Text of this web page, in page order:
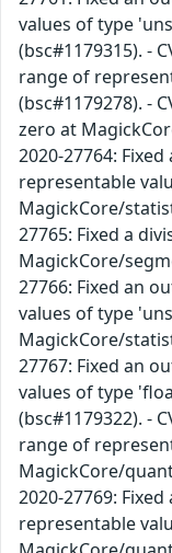
values of type
(bsc#1179315). -
range of
(bsc#1179278). -
zero at
2020-27764:
representable
MagickCore/
27765: Fixed a
MagickCore/
27766: Fixed an
values of type
MagickCore/
27767: Fixed an
values of type
(bsc#1179322). -
range of
MagickCore/
2020-27769:
representable